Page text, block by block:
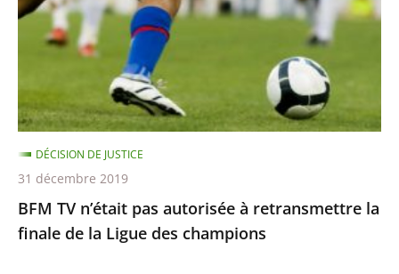
autorisée
retransmettre
la
finale
de
la
Ligue
des
champions
BFM TV n’était pas autorisée à retransmettre la
finale de la Ligue des champions
DÉCISION DE JUSTICE
31 décembre 2019